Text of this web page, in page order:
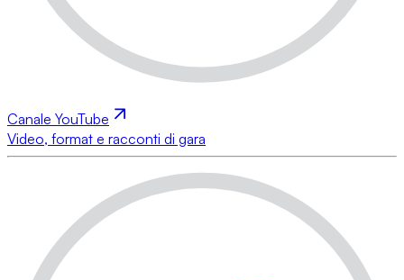
Canale YouTube
Video, format e racconti di gara